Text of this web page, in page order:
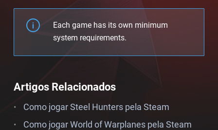
Each game has its own minimum
system requirements.
Artigos Relacionados
Como jogar Steel Hunters pela Steam
Como jogar World of Warplanes pela Steam